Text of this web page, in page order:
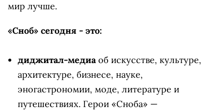
мир лучше.
«Сноб» сегодня - это:
диджитал-медиаоб искусстве, культуре,
архитектуре, бизнесе, науке,
эногастрономии, моде, литературе и
путешествиях. Герои «Сноба» —